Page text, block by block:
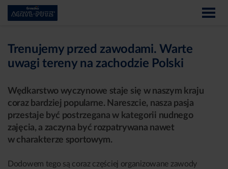
Trenujemy przed zawodami. Warte
uwagi tereny na zachodzie Polski
Wędkarstwo wyczynowe staje się w naszym kraju
coraz bardziej popularne. Nareszcie, nasza pasja
przestaje być postrzegana w kategorii nudnego
zajęcia, a zaczyna być rozpatrywana nawet
w charakterze sportowym.
Dodowem tego są coraz częściej organizowane zawody